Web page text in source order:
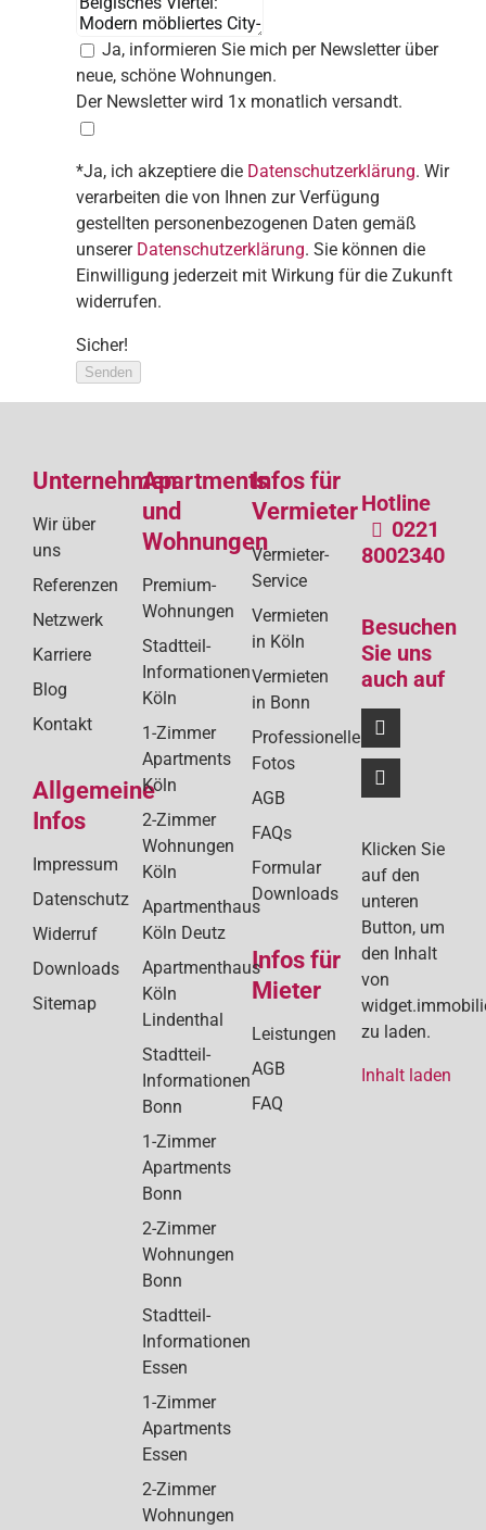
Ja, informieren Sie mich per Newsletter über
neue, schöne Wohnungen.
Der Newsletter wird 1x monatlich versandt.
*Ja, ich akzeptiere die Datenschutzerklärung. Wir
verarbeiten die von Ihnen zur Verfügung
gestellten personenbezogenen Daten gemäß
unserer Datenschutzerklärung. Sie können die
Einwilligung jederzeit mit Wirkung für die Zukunft
widerrufen.
Sicher!
Senden
Unternehmen
Wir über
uns
Referenzen
Netzwerk
Karriere
Blog
Kontakt
Allgemeine
Infos
Impressum
Datenschutz
Widerruf
Downloads
Sitemap
Apartments
und
Wohnungen
Premium-
Wohnungen
Stadtteil-
Informationen
Köln
1-Zimmer
Apartments
Köln
2-Zimmer
Wohnungen
Köln
Apartmenthaus
Köln Deutz
Apartmenthaus
Köln
Lindenthal
Stadtteil-
Informationen
Bonn
1-Zimmer
Apartments
Bonn
2-Zimmer
Wohnungen
Bonn
Stadtteil-
Informationen
Essen
1-Zimmer
Apartments
Essen
2-Zimmer
Wohnungen
Infos für
Vermieter
Vermieter-
Service
Vermieten
in Köln
Vermieten
in Bonn
Professionelle
Fotos
AGB
FAQs
Formular
Downloads
Infos für
Mieter
Leistungen
AGB
FAQ
Hotline
0221
8002340
Besuchen
Sie uns
auch auf
Klicken Sie
auf den
unteren
Button, um
den Inhalt
von
zu laden.
Inhalt laden